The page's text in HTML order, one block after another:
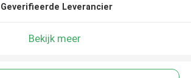
Geverifieerde Leverancier
Bekijk meer